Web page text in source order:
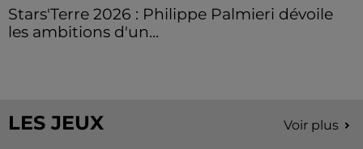
Stars'Terre 2026 : Philippe Palmieri dévoile
les ambitions d'un...
LES JEUX Voir plus